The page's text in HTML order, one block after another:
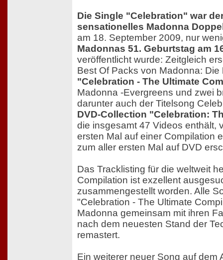
Die Single "Celebration" war
sensationelles Madonna
am 18. September 2009, nur
Madonnas 51. Geburtstag am
veröffentlicht wurde: Zeitgleich
Best Of Packs von Madonna: Die
"Celebration - The Ultimate
Madonna -Evergreens und zwei
darunter auch der Titelsong
DVD-Collection "Celebration:
die insgesamt 47 Videos enthält,
ersten Mal auf einer Compilation
zum aller ersten Mal auf DVD
Das Tracklisting für die weltweit
Compilation ist exzellent
zusammengestellt worden. Alle
"Celebration - The Ultimate
Madonna gemeinsam mit ihren
nach dem neuesten Stand der
remastert.
Ein weiterer neuer Song auf dem